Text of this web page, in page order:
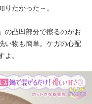
りたかった～。
の凸凹部分で擦るのがお
い物も簡単。ケガの心配
よ。